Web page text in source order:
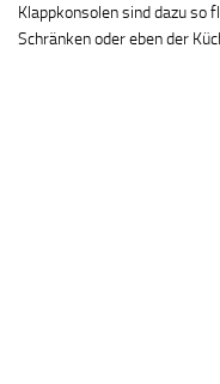
Klappkonsolen sind dazu so
Schränken oder eben der